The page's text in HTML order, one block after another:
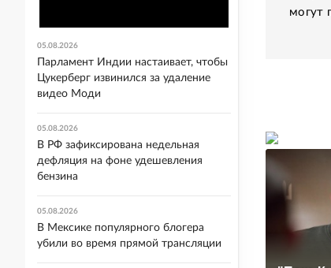
могут
05.08.2026
Парламент Индии настаивает, чтобы
Цукерберг извинился за удаление
видео Моди
05.08.2026
В РФ зафиксирована недельная
дефляция на фоне удешевления
бензина
05.08.2026
В Мексике популярного блогера
убили во время прямой трансляции